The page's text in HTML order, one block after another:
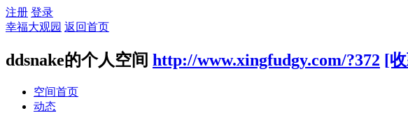
注册 登录
幸福大观园 返回首页
ddsnake的个人空间 http://www.xingfudgy.com/?372 [
空间首页
动态